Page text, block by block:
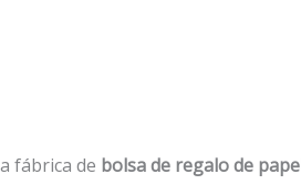
fábrica de bolsa de regalo de